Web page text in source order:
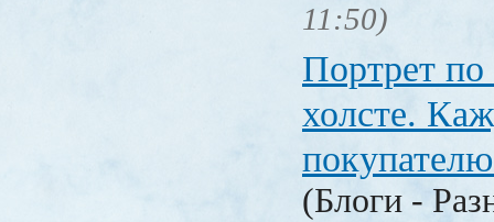
11:50)
Портрет
холсте.
(Блоги -